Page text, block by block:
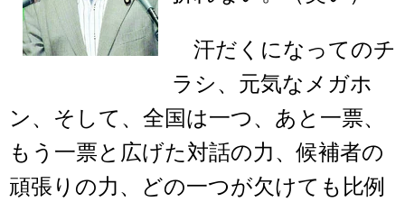
汗だくになってのチ
ラシ、元気なメガホ
ン、そして、全国は一つ、あと一票、
もう一票と広げた対話の力、候補者の
頑張りの力、どの一つが欠けても比例